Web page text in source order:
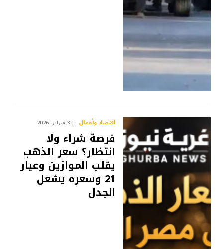
اقتصاد وأعمال 3 فبراير، 2026
فرصة شراء ولا
انتظار؟ سعر الذهب
يقلب الموازين وعيار
21 وسعره يشعل
الجدل